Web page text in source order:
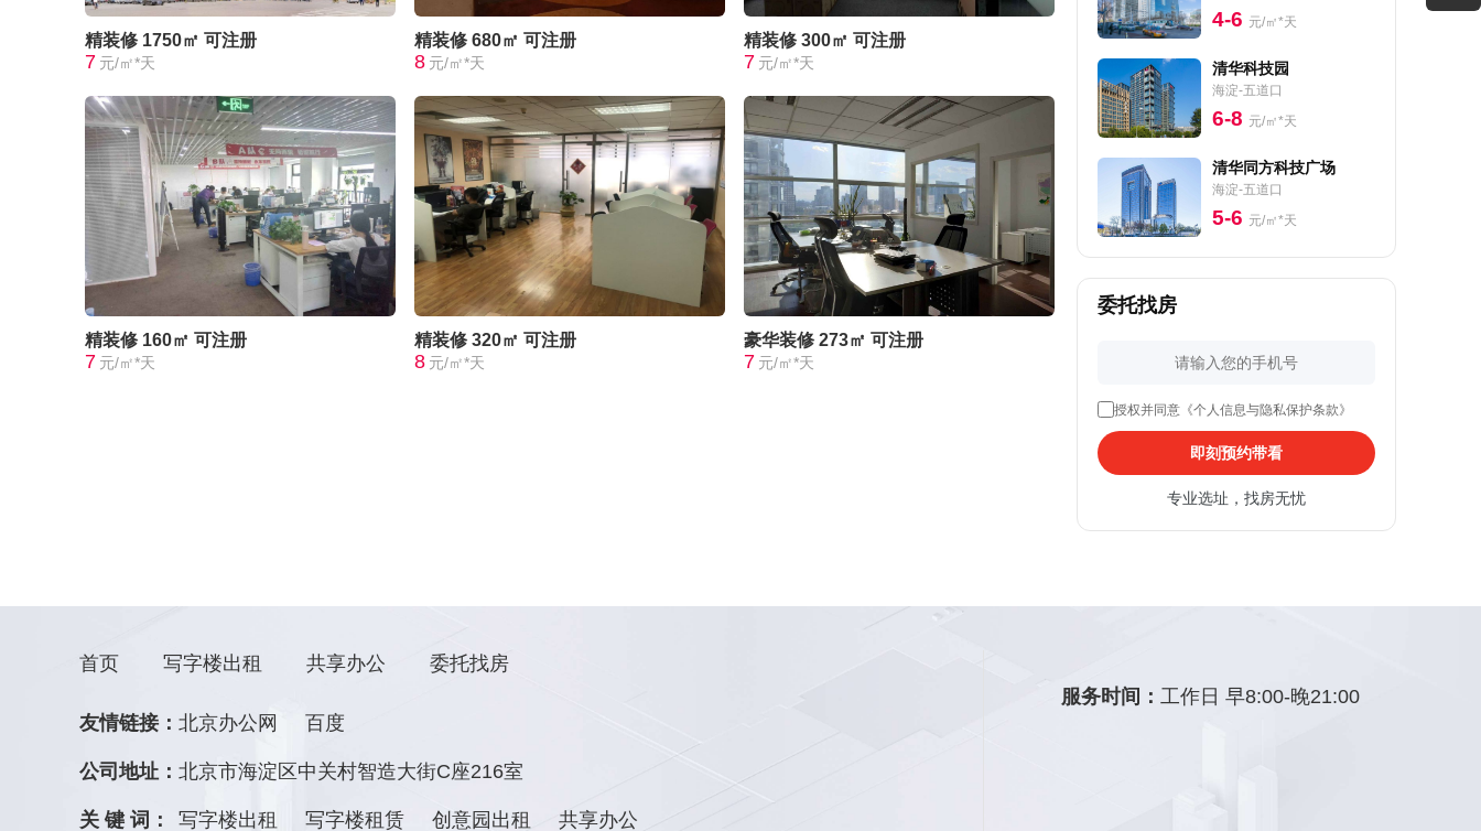
精装修 1750㎡ 可注册
7 元/㎡*天
精装修 680㎡ 可注册
8 元/㎡*天
精装修 300㎡ 可注册
7 元/㎡*天
精装修 160㎡ 可注册
7 元/㎡*天
精装修 320㎡ 可注册
8 元/㎡*天
豪华装修 273㎡ 可注册
7 元/㎡*天
4-6 元/㎡*天
清华科技园
海淀-五道口
6-8 元/㎡*天
清华同方科技广场
海淀-五道口
5-6 元/㎡*天
委托找房
授权并同意《个人信息与隐私保护条款》
即刻预约带看
专业选址，找房无忧
首页 写字楼出租 共享办公 委托找房
友情链接： 北京办公网 百度
公司地址： 北京市海淀区中关村智造大街C座216室
关 键 词： 写字楼出租 写字楼租赁 创意园出租 共享办公
服务时间：工作日 早8:00-晚21:00